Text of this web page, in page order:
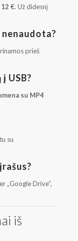
€. Už didesnį
prieš
USB?
su MP4
su
„Google Drive“,
iš